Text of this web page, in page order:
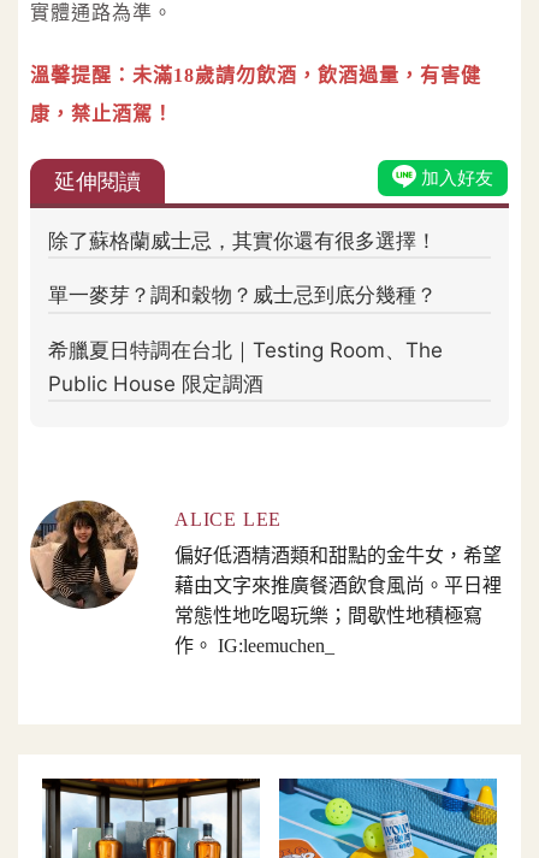
實體通路為準。
溫馨提醒：未滿18歲請勿飲酒，飲酒過量，有害健
康，禁止酒駕！
ALICE LEE
偏好低酒精酒類和甜點的金牛女，希望
藉由文字來推廣餐酒飲食風尚。平日裡
常態性地吃喝玩樂；間歇性地積極寫
作。 IG:leemuchen_